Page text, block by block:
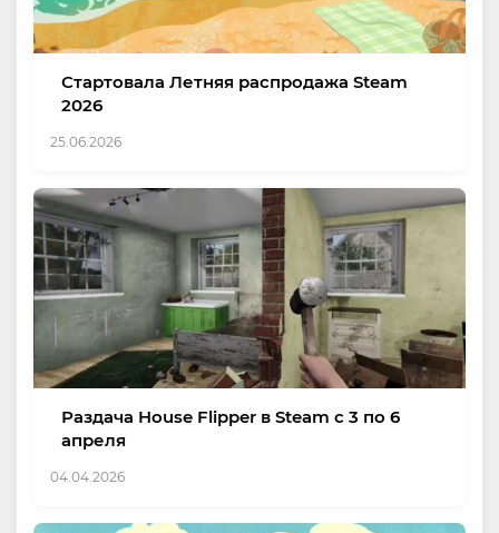
Стартовала Летняя распродажа Steam
2026
25.06.2026
Раздача House Flipper в Steam с 3 по 6
апреля
04.04.2026